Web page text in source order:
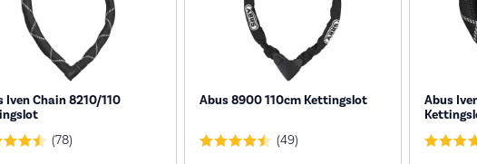
Iven Chain 8210/110
(78)
Abus 8900 110cm Kettingslot
(49)
Abus